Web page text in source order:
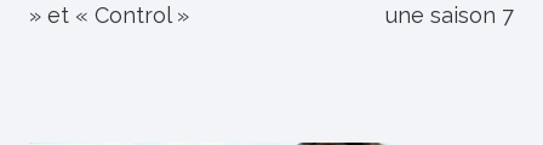
» et « Control »
une saison 7